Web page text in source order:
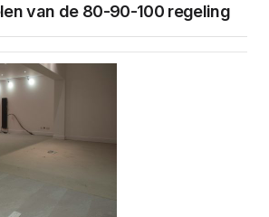
van de 80-90-100 regeling